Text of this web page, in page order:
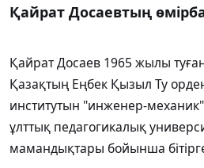
Қайрат Досаевтың
Қайрат Досаев 1965 жылы
Қазақтың Еңбек Қызыл Ту
институтын "инженер-
ұлттық педагогикалық
мамандықтары бойынша